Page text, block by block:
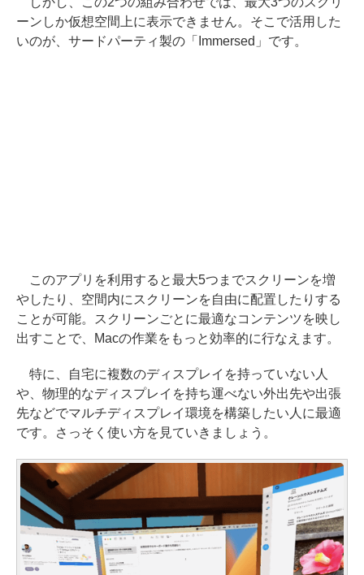
ーンしか仮想空間上に表示できません。そこで活用した
いのが、サードパーティ製の「Immersed」です。
このアプリを利用すると最大5つまでスクリーンを増
やしたり、空間内にスクリーンを自由に配置したりする
ことが可能。スクリーンごとに最適なコンテンツを映し
出すことで、Macの作業をもっと効率的に行なえます。
特に、自宅に複数のディスプレイを持っていない人
や、物理的なディスプレイを持ち運べない外出先や出張
先などでマルチディスプレイ環境を構築したい人に最適
です。さっそく使い方を見ていきましょう。